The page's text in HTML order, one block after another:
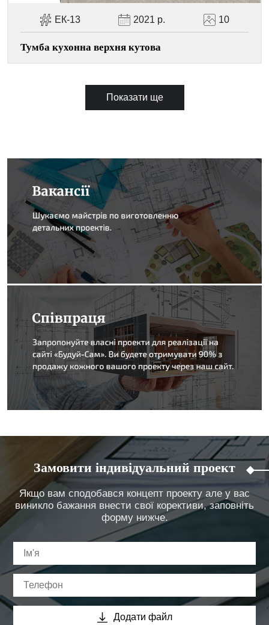
ЕК-13 2021 р. 10
Тумба кухонна верхня кутова
Показати ще
Замовити індивідуальний проект
Якщо вам сподобався концепт проекту але у вас
виникло бажання внести свої корективи, заповніть
форму нижче.
Додати файл